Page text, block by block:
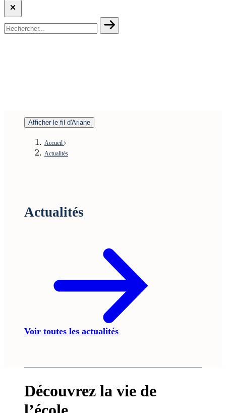
Afficher le fil d'Ariane
Accueil
Actualités
Actualités
Voir toutes les actualités
Découvrez la vie de